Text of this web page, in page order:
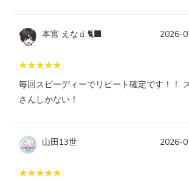
本宮 えな🧃🐈‍⬛ 2026-
毎回スピーディーでリピート確定です！！
さんしかない！
山田13世 2026-